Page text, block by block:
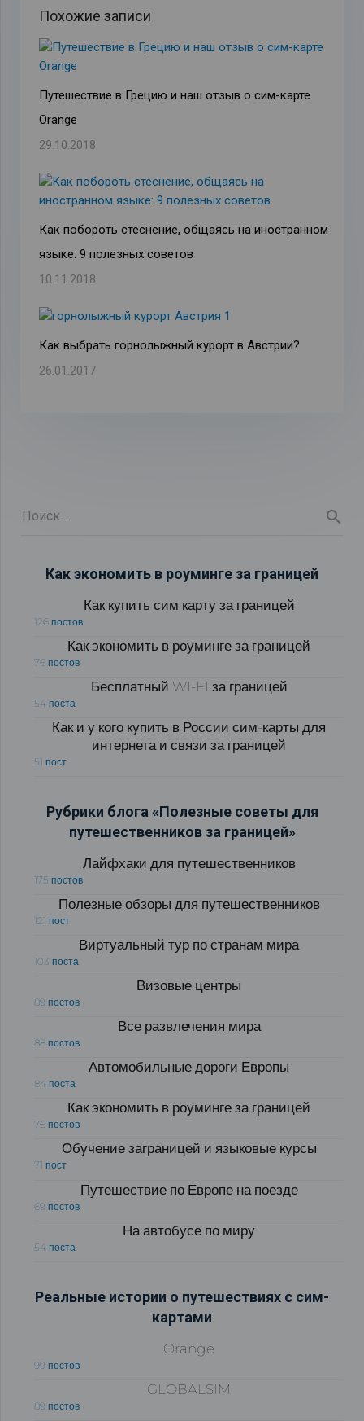
Похожие записи
Путешествие в Грецию и наш отзыв о сим-карте
Orange
29.10.2018
Как побороть стеснение, общаясь на иностранном
языке: 9 полезных советов
10.11.2018
Как выбрать горнолыжный курорт в Австрии?
26.01.2017
Как экономить в роуминге за границей
Как купить сим карту за границей
126 постов
Как экономить в роуминге за границей
76 постов
Бесплатный WI-FI за границей
54 поста
Как и у кого купить в России сим-карты для
интернета и связи за границей
51 пост
Рубрики блога «Полезные советы для
путешественников за границей»
Лайфхаки для путешественников
175 постов
Полезные обзоры для путешественников
121 пост
Виртуальный тур по странам мира
103 поста
Визовые центры
89 постов
Все развлечения мира
88 постов
Автомобильные дороги Европы
84 поста
Как экономить в роуминге за границей
76 постов
Обучение заграницей и языковые курсы
71 пост
Путешествие по Европе на поезде
69 постов
На автобусе по миру
54 поста
Реальные истории о путешествиях с сим-
картами
Orange
99 постов
GLOBALSIM
89 постов